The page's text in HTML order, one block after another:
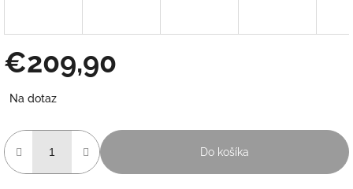
€209,90
cena:
Na dotaz
Do košíka